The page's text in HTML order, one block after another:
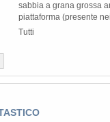
sabbia a grana grossa
piattaforma (presente
Tutti